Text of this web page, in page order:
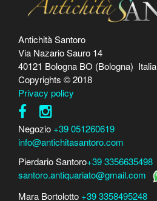
Antichità Santoro
Via Nazario Sauro 14
40121 Bologna BO (Bologna) Italia
Copyrights © 2018
Privacy policy
Negozio +39 051260619
info@antichitasantoro.com
Pierdario Santoro+39 3356635498
santoro.antiquariato@gmail.com
Mara Bortolotto +39 3358495248